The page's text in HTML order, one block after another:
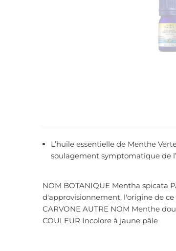
L’huile essentielle de Menthe
soulagement symptomatique de
NOM BOTANIQUE Mentha spicata
d'approvisionnement, l'origine de ce
CARVONE AUTRE NOM Menthe
COULEUR Incolore à jaune pâle